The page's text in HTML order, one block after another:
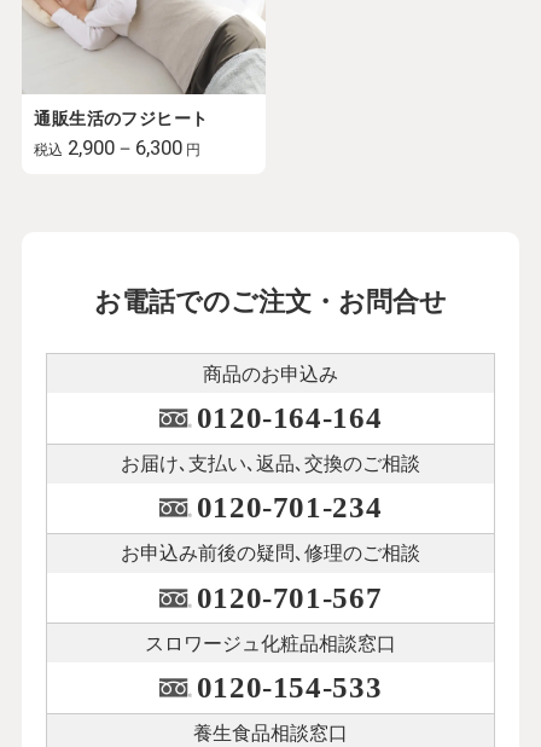
通販生活のフジヒート
税込 2,900－6,300 円
お電話でのご注文・お問合せ
商品のお申込み
0120-164-164
お届け､支払い､ 返品､交換のご相談
0120-701-234
お申込み前後の疑問､修理のご相談
0120-701-567
スロワージュ化粧品相談窓口
0120-154-533
養生食品相談窓口